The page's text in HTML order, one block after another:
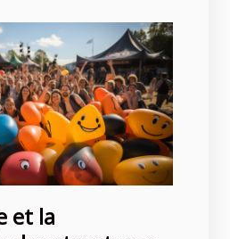
et la